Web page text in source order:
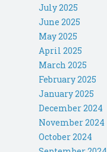
July 2025
June 2025
May 2025
April 2025
March 2025
February 2025
January 2025
December 2024
November 2024
October 2024